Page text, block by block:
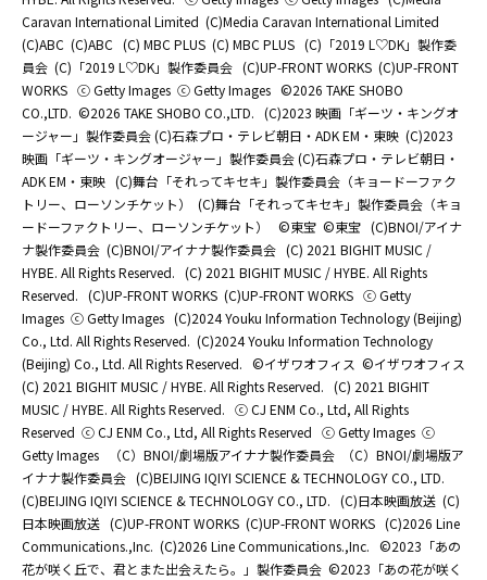
Caravan International Limited (C)Media Caravan International Limited
(C)ABC (C)ABC (C) MBC PLUS (C) MBC PLUS (C)「2019 L♡DK」製作委
員会 (C)「2019 L♡DK」製作委員会 (C)UP-FRONT WORKS (C)UP-FRONT
WORKS ⓒ Getty Images ⓒ Getty Images ©2026 TAKE SHOBO
CO.,LTD. ©2026 TAKE SHOBO CO.,LTD. (C)2023 映画「ギーツ・キングオ
ージャー」製作委員会 (C)石森プロ・テレビ朝日・ADK EM・東映 (C)2023
映画「ギーツ・キングオージャー」製作委員会 (C)石森プロ・テレビ朝日・
ADK EM・東映 (C)舞台「それってキセキ」製作委員会（キョードーファク
トリー、ローソンチケット）
(C)舞台「それってキセキ」製作委員会（キョ
ードーファクトリー、ローソンチケット）
©東宝 ©東宝 (C)BNOI/アイナ
ナ製作委員会 (C)BNOI/アイナナ製作委員会 (C) 2021 BIGHIT MUSIC /
HYBE. All Rights Reserved. (C) 2021 BIGHIT MUSIC / HYBE. All Rights
Reserved. (C)UP-FRONT WORKS (C)UP-FRONT WORKS ⓒ Getty
Images ⓒ Getty Images (C)2024 Youku Information Technology (Beijing)
Co., Ltd. All Rights Reserved. (C)2024 Youku Information Technology
(Beijing) Co., Ltd. All Rights Reserved. ©イザワオフィス ©イザワオフィス
(C) 2021 BIGHIT MUSIC / HYBE. All Rights Reserved. (C) 2021 BIGHIT
MUSIC / HYBE. All Rights Reserved. ⓒ CJ ENM Co., Ltd, All Rights
Reserved ⓒ CJ ENM Co., Ltd, All Rights Reserved ⓒ Getty Images ⓒ
Getty Images
（C）BNOI/劇場版アイナナ製作委員会
（C）BNOI/劇場版ア
イナナ製作委員会 (C)BEIJING IQIYI SCIENCE & TECHNOLOGY CO., LTD.
(C)BEIJING IQIYI SCIENCE & TECHNOLOGY CO., LTD. (C)日本映画放送 (C)
日本映画放送 (C)UP-FRONT WORKS (C)UP-FRONT WORKS (C)2026 Line
Communications.,Inc. (C)2026 Line Communications.,Inc. ©2023「あの
花が咲く丘で、君とまた出会えたら。」製作委員会 ©2023「あの花が咲く